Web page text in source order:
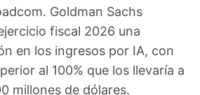
Goldman Sachs
fiscal 2026 una
en los ingresos por IA, con
al 100% que los llevaría a
millones de dólares.